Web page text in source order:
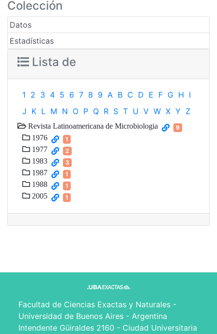
Colección
Datos
Estadísticas
Lista de
1 2 3 4 5 6 7 8 9 A B C D E F G H I
J K L M N O P Q R S T U V W X Y Z
Revista Latinoamericana de Microbiologia 9
1976 1
1977 2
1983 3
1987 1
1988 1
2005 1
Facultad de Ciencias Exactas y Naturales -
Universidad de Buenos Aires - Argentina
Intendente Güiraldes 2160 - Ciudad Universitaria